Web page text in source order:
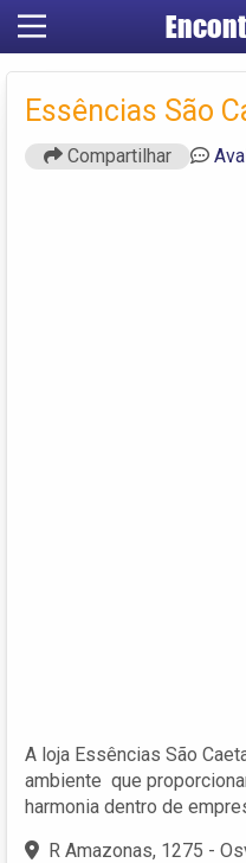
Essências São
Compartilhar
A loja Essências São
ambiente que
harmonia dentro de
R Amazonas, 1275 -